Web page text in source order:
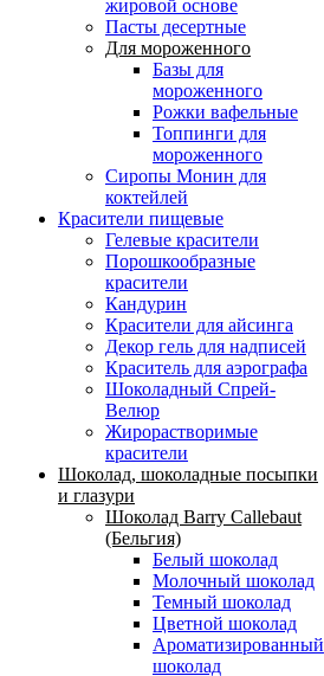
жировой основе
Пасты десертные
Для мороженного
Базы для
мороженного
Рожки вафельные
Топпинги для
мороженного
Сиропы Монин для
коктейлей
Красители пищевые
Гелевые красители
Порошкообразные
красители
Кандурин
Красители для айсинга
Декор гель для надписей
Краситель для аэрографа
Шоколадный Спрей-
Велюр
Жирорастворимые
красители
Шоколад, шоколадные посыпки
и глазури
Шоколад Barry Callebaut
(Бельгия)
Белый шоколад
Молочный шоколад
Темный шоколад
Цветной шоколад
Ароматизированный
шоколад